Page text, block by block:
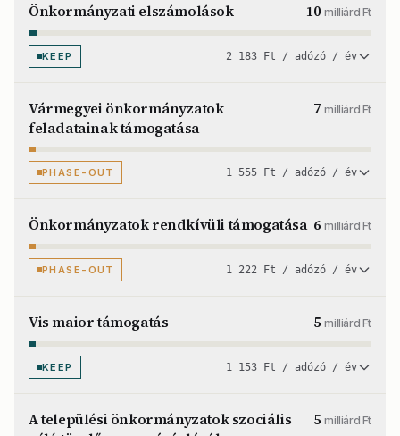
Önkormányzati elszámolások 10milliárd Ft
KEEP 2 183 Ft / adózó / év
Vármegyei önkormányzatok
feladatainak támogatása
7milliárd Ft
PHASE-OUT 1 555 Ft / adózó / év
Önkormányzatok rendkívüli támogatása 6milliárd Ft
PHASE-OUT 1 222 Ft / adózó / év
Vis maior támogatás 5milliárd Ft
KEEP 1 153 Ft / adózó / év
A települési önkormányzatok szociális
5milliárd Ft